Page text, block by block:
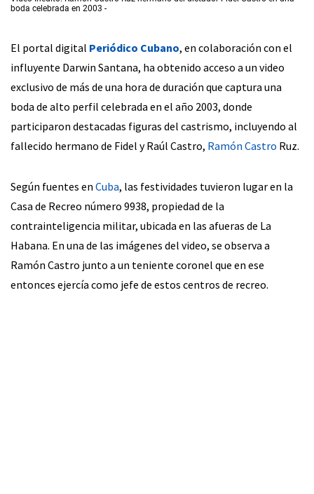
boda celebrada en 2003
El portal digital Periódico Cubano, en colaboración con el
influyente Darwin Santana, ha obtenido acceso a un video
exclusivo de más de una hora de duración que captura una
boda de alto perfil celebrada en el año 2003, donde
participaron destacadas figuras del castrismo, incluyendo al
fallecido hermano de Fidel y Raúl Castro, Ramón Castro Ruz.
Según fuentes en Cuba, las festividades tuvieron lugar en la
Casa de Recreo número 9938, propiedad de la
contrainteligencia militar, ubicada en las afueras de La
Habana. En una de las imágenes del video, se observa a
Ramón Castro junto a un teniente coronel que en ese
entonces ejercía como jefe de estos centros de recreo.